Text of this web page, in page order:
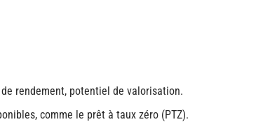
rendement, potentiel de valorisation.
comme le prêt à taux zéro (PTZ).